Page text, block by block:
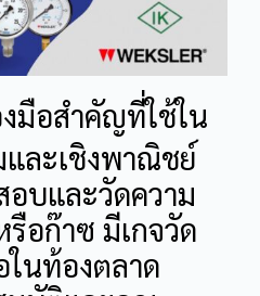
งมือสำคัญที่ใช้ใน
ละเชิงพาณิชย์
อบและวัดความ
รือก๊าซ มีเกจวัด
นท้องตลาด